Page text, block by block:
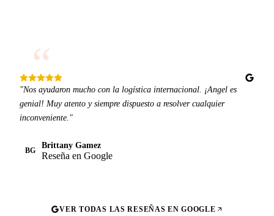
“
"Nos ayudaron mucho con la logística internacional. ¡Angel es
genial! Muy atento y siempre dispuesto a resolver cualquier
inconveniente."
BG
Brittany Gamez
Reseña en Google
VER TODAS LAS RESEÑAS EN GOOGLE